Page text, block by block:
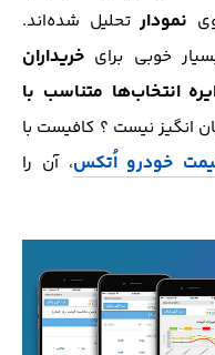
نمودارتحلیل شده‌اند.
خوبی برای خریداران
انتخاب‌ها متناسب با
انگیز نیست ؟ کافیست با
خودرو اُتکس، آن را